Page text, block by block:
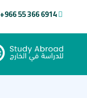
+966 55 366 6914